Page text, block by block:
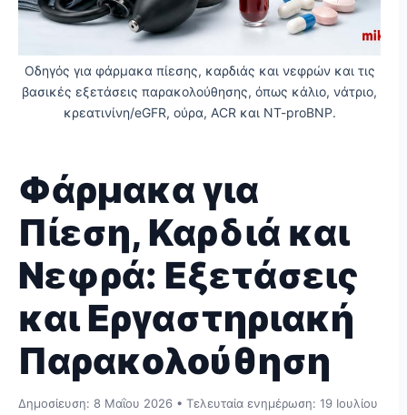
Οδηγός για φάρμακα πίεσης, καρδιάς και νεφρών και τις
βασικές εξετάσεις παρακολούθησης, όπως κάλιο, νάτριο,
κρεατινίνη/eGFR, ούρα, ACR και NT-proBNP.
Φάρμακα για
Πίεση, Καρδιά και
Νεφρά: Εξετάσεις
και Εργαστηριακή
Παρακολούθηση
Δημοσίευση: 8 Μαΐου 2026 • Τελευταία ενημέρωση: 19 Ιουλίου